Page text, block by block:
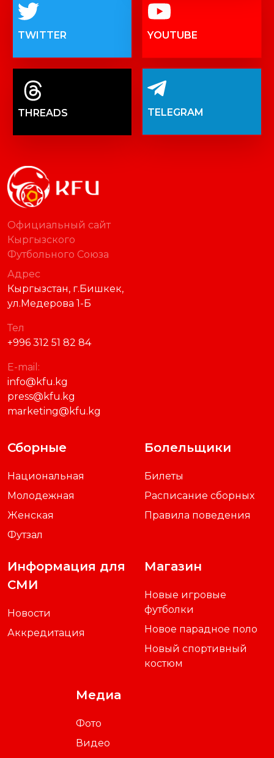
TWITTER YOUTUBE
THREADS TELEGRAM
Официальный сайт
Кыргызского
Футбольного Союза
Адрес
Кыргызстан, г.Бишкек,
ул.Медерова 1-Б
Тел
+996 312 51 82 84
E-mail:
info@kfu.kg
press@kfu.kg
marketing@kfu.kg
Сборные
Национальная
Молодежная
Женская
Футзал
Болельщики
Билеты
Расписание сборных
Правила поведения
Информация для
СМИ
Новости
Аккредитация
Магазин
Новые игровые
футболки
Новое парадное поло
Новый спортивный
костюм
Медиа
Фото
Видео